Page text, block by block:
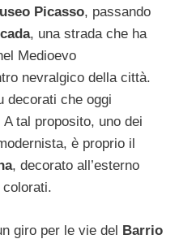
Picasso, passando
, una strada che ha
Medioevo
nevralgico della città.
decorati che oggi
tal proposito, uno dei
è proprio il
, decorato all’esterno
giro per le vie del Barrio